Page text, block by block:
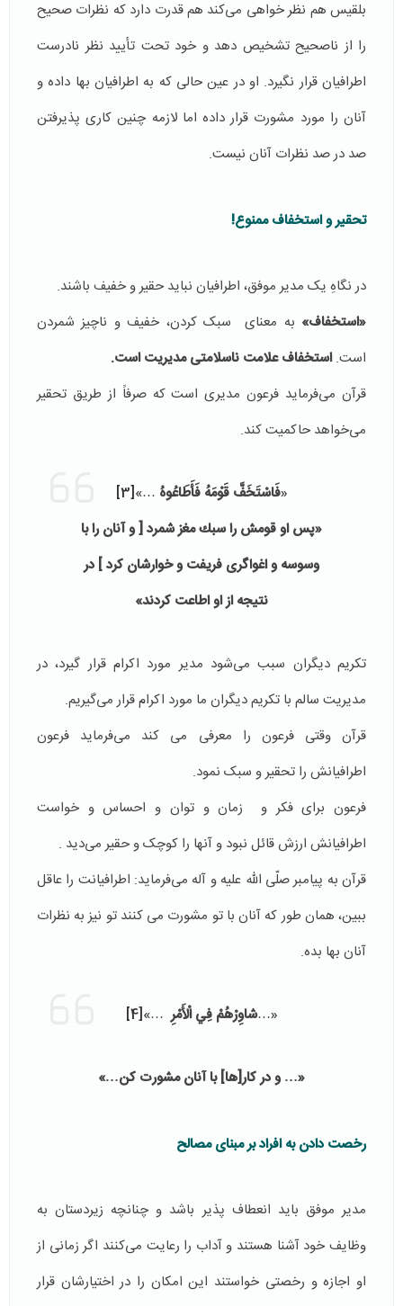
بلقیس هم نظر خواهی می‌کند هم قدرت دارد که نظرات صحیح
را از ناصحیح تشخیص دهد و خود تحت تأیید نظر نادرست
اطرافیان قرار نگیرد. او در عین حالی که به اطرافیان بها داده و
آنان را مورد مشورت قرار داده اما لازمه چنین کاری پذیرفتن
صد در صد نظرات آنان نیست.
تحقیر و استخفاف ممنوع!
در نگاهِ یک مدیر موفق، اطرافیان نباید حقیر و خفیف باشند.
«استخفاف» به معنای سبک کردن، خفیف و ناچیز شمردن
است.استخفاف علامت ناسلامتی مدیریت است.
قرآن می‌فرماید فرعون مدیری است که صرفاً از طریق تحقیر
می‌خواهد حاکمیت کند.
«فَاسْتَخَفَّ قَوْمَهُ فَأَطَاعُوهُ …»
[3]
«پس او قومش را سبك مغز شمرد [ و آنان را با
وسوسه و اغواگرى فريفت و خوارشان كرد ] در
نتيجه از او اطاعت كردند»
تکریم دیگران سبب می‌شود مدیر مورد اکرام قرار گیرد، در
مدیریت سالم با تکریم دیگران ما مورد اکرام قرار می‌گیریم.
قرآن وقتی فرعون را معرفی می کند می‌فرماید فرعون
اطرافیانش را تحقیر و سبک نمود.
فرعون برای فکر و زمان و توان و احساس و خواست
اطرافیانش ارزش قائل نبود و آنها را کوچک و حقیر می‌دید .
قرآن به پیامبر صلّی الله علیه و آله می‌فرماید: اطرافیانت را عاقل
ببین، همان طور که آنان با تو مشورت می کنند تو نیز به نظرات
آنان بها بده.
«…شاوِرْهُمْ فِي الْأَمْرِ…»
[4]
«… و در كار[ها] با آنان مشورت كن…»
رخصت دادن به افراد بر مبنای مصالح
مدیر موفق باید انعطاف پذیر باشد و چنانچه زیردستان به
وظایف خود آشنا هستند و آداب را رعایت می‌کنند اگر زمانی از
او اجازه و رخصتی خواستند این امکان را در اختیارشان قرار